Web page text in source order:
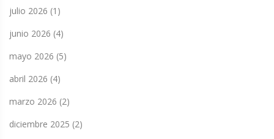
julio 2026 (1)
junio 2026 (4)
mayo 2026 (5)
abril 2026 (4)
marzo 2026 (2)
diciembre 2025 (2)